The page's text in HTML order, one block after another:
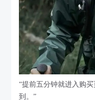
“提前五分钟就进入购
到。”